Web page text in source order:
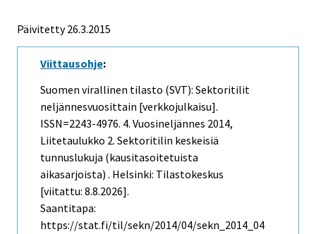
Päivitetty 26.3.2015
Viittausohje:
Suomen virallinen tilasto (SVT): Sektoritilit
neljännesvuosittain [verkkojulkaisu].
ISSN=2243-4976. 4. Vuosineljännes 2014,
Liitetaulukko 2. Sektoritilin keskeisiä
tunnuslukuja (kausitasoitetuista
aikasarjoista) . Helsinki: Tilastokeskus
[viitattu: 8.8.2026].
Saantitapa:
https://stat.fi/til/sekn/2014/04/sekn_2014_04